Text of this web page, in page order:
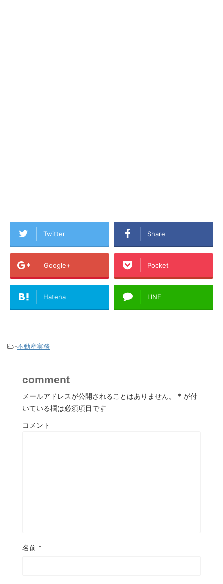
Twitter Share
Google+ Pocket
Hatena LINE
-不動産実務
comment
メールアドレスが公開されることはありません。 * が付
いている欄は必須項目です
コメント
名前 *